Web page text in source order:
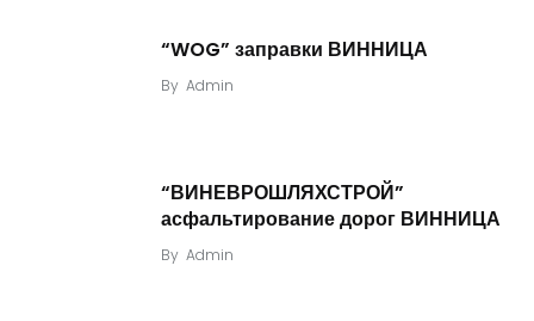
“WOG” заправки ВИННИЦА
By Admin
“ВИНЕВРОШЛЯХСТРОЙ”
асфальтирование дорог ВИННИЦА
By Admin